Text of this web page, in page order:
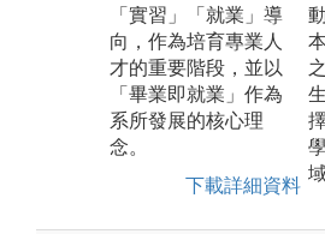
「實習」「就業」導
向，作為培育專業人
才的重要階段，並以
「畢業即就業」作為
系所發展的核心理
念。
下載詳細資料